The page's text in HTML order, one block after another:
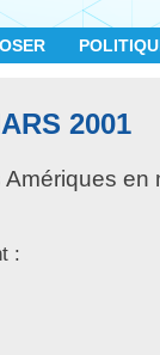
2001
en
: